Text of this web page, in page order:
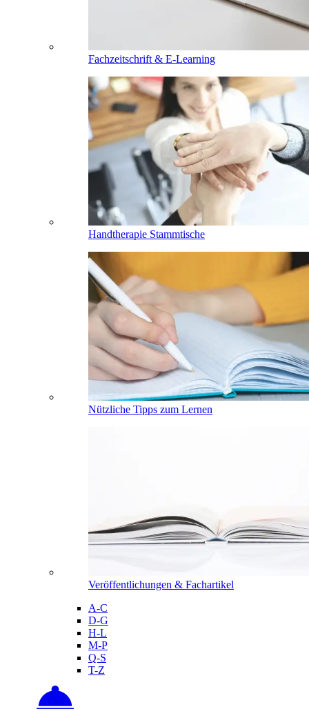
Fachzeitschrift & E-Learning
Handtherapie Stammtische
Nützliche Tipps zum Lernen
Veröffentlichungen & Fachartikel
A-C
D-G
H-L
M-P
Q-S
T-Z